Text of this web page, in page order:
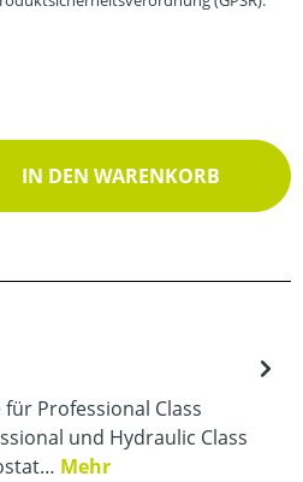
den gewünschten
IN DEN WARENKORB
Professional Class
und Hydraulic Class
Mehr